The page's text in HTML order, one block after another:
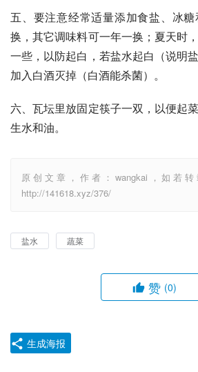
五、要注意经常适量添加食盐、冰
换，其它调味料可一年一换；夏天时
一些，以防起白，若盐水起白（说明
加入白酒灭掉（白酒能杀菌）。
六、瓦坛里放固定筷子一双，以便起
生水和油。
原创文章，作者：wangkai，如若
http://141618.xyz/376/
盐水 蔬菜
赞 (0)
生成海报